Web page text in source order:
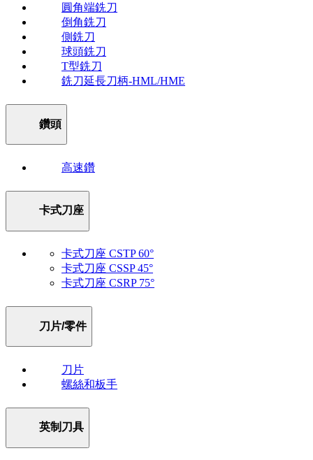
圓角端銑刀
倒角銑刀
側銑刀
球頭銑刀
T型銑刀
銑刀延長刀柄-HML/HME
鑽頭
高速鑽
卡式刀座
卡式刀座 CSTP 60°
卡式刀座 CSSP 45°
卡式刀座 CSRP 75°
刀片/零件
刀片
螺絲和板手
英制刀具